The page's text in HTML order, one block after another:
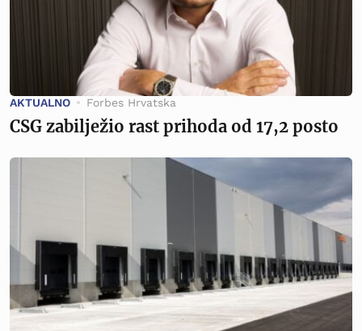
AKTUALNO Forbes Hrvatska
CSG zabilježio rast prihoda od 17,2 posto